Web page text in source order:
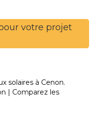
votre projet
solaires à Cenon.
| Comparez les